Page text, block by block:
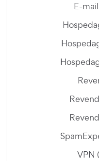
E-
VPN